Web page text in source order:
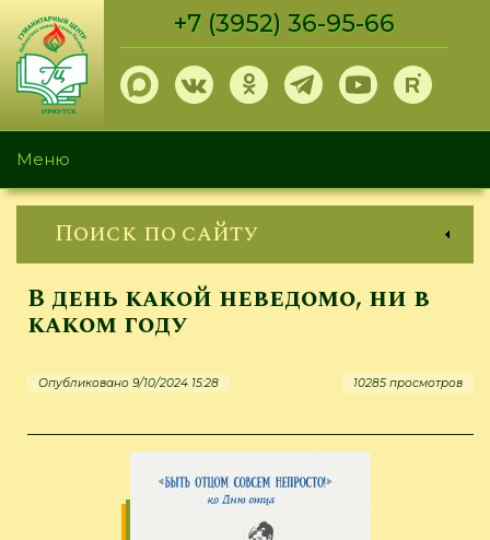
Перейти
основному
содержанию
+7 (3952) 36-95-66
Меню
Поиск по сайту
В день какой неведомо, ни в
каком году
Опубликовано 9/10/2024 15:28 10285 просмотров